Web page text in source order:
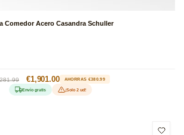
Comedor Acero Casandra Schuller
Precio
de
oferta
€1,901.00 AHORRAS €380.99
Envío gratis ¡Solo 2 ud!